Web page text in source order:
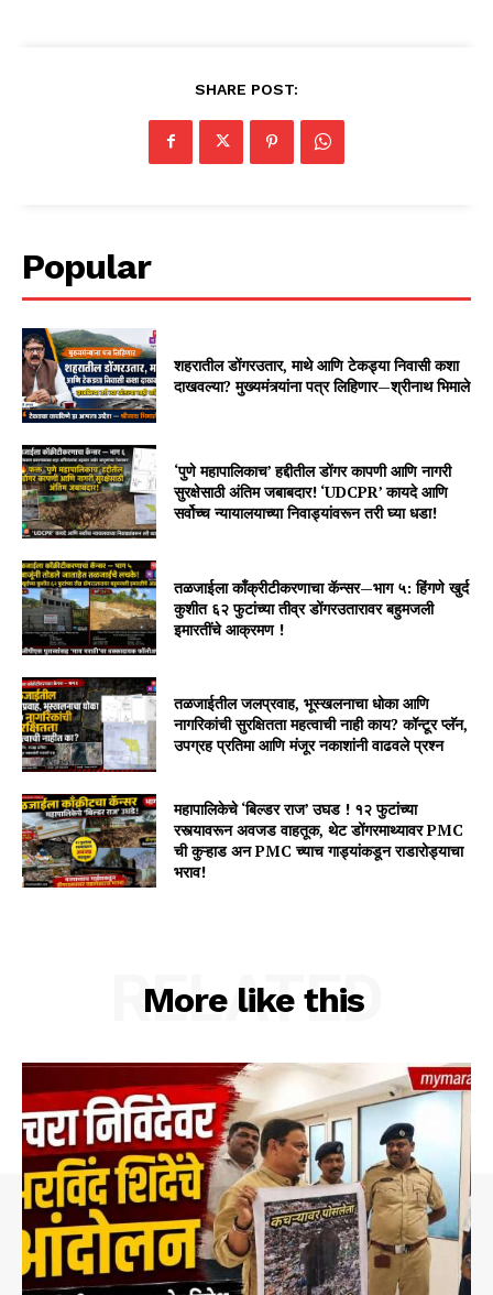
SHARE POST:
Popular
शहरातील डोंगरउतार, माथे आणि टेकड्या निवासी कशा
दाखवल्या? मुख्यमंत्र्यांना पत्र लिहिणार—श्रीनाथ भिमाले
‘पुणे महापालिकाच’ हद्दीतील डोंगर कापणी आणि नागरी
सुरक्षेसाठी अंतिम जबाबदार! ‘UDCPR’ कायदे आणि
सर्वोच्च न्यायालयाच्या निवाड्यांवरून तरी घ्या धडा!
तळजाईला काँक्रीटीकरणाचा कॅन्सर—भाग ५: हिंगणे खुर्द
कुशीत ६२ फुटांच्या तीव्र डोंगरउतारावर बहुमजली
इमारतींचे आक्रमण !
तळजाईतील जलप्रवाह, भूस्खलनाचा धोका आणि
नागरिकांची सुरक्षितता महत्वाची नाही काय? कॉन्टूर प्लॅन,
उपग्रह प्रतिमा आणि मंजूर नकाशांनी वाढवले प्रश्न
महापालिकेचे ‘बिल्डर राज’ उघड ! १२ फुटांच्या
रस्त्यावरून अवजड वाहतूक, थेट डोंगरमाथ्यावर PMC
ची कुऱ्हाड अन PMC च्याच गाड्यांकडून राडारोड्याचा
भराव!
More like this
RELATED